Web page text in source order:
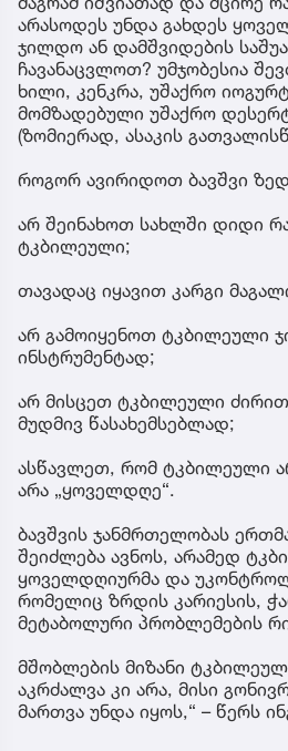
არასოდეს უნდა გახდეს
ჯილდო ან დამშვიდების
ჩავანაცვლოთ? უმჯობესია
ხილი, კენკრა, უშაქრო
მომზადებული უშაქრო
(ზომიერად, ასაკის
როგორ ავირიდოთ ბავშვი
არ შეინახოთ სახლში დიდი
ტკბილეული;
თავადაც იყავით კარგი
არ გამოიყენოთ ტკბილეული
ინსტრუმენტად;
არ მისცეთ ტკბილეული
მუდმივ წასახემსებლად;
ასწავლეთ, რომ ტკბილეული
არა „ყოველდღე“.
ბავშვის ჯანმრთელობას
შეიძლება ავნოს, არამედ
ყოველდღიურმა და
რომელიც ზრდის კარიესის,
მეტაბოლური პრობლემების
მშობლების მიზანი
აკრძალვა კი არა, მისი
მართვა უნდა იყოს,“ – წერს